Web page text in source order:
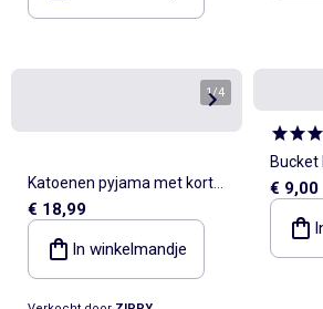
1/4
Katoenen pyjama met korte
mouwen en Stitch-print
€ 18,99
In winkelmandje
Bucket
met
€ 9,00